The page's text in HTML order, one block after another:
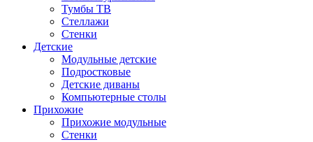
Тумбы ТВ
Стеллажи
Стенки
Детские
Модульные детские
Подростковые
Детские диваны
Компьютерные столы
Прихожие
Прихожие модульные
Стенки